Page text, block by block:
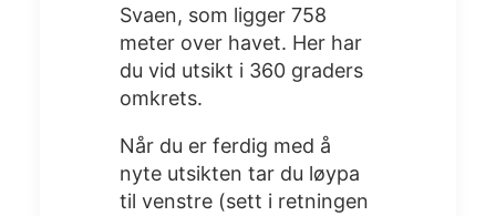
Svaen, som ligger 758
meter over havet. Her har
du vid utsikt i 360 graders
omkrets.
Når du er ferdig med å
nyte utsikten tar du løypa
til venstre (sett i retningen